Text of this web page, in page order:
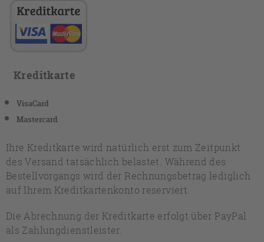
Kreditkarte
VisaCard
Mastercard
Ihre Kreditkarte wird natürlich erst zum Zeitpunkt
des Versand tatsächlich belastet. Während des
Bestellvorgangs wird der Rechnungsbetrag lediglich
auf Ihrem Kreditkartenkonto reserviert.
Die Abrechnung der Kreditkarte erfolgt über PayPal
als Zahlungdienstleister.